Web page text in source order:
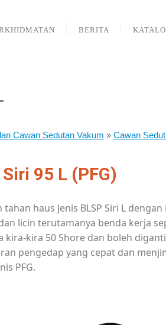
BERITA
Cawan Sedutan Vakum » Cawan
95 L (PFG)
haus Jenis BLSP Siri L dengan
licin terutamanya benda kerja
kira-kira 50 Shore dan boleh
pengedap yang cepat dan
PFG.